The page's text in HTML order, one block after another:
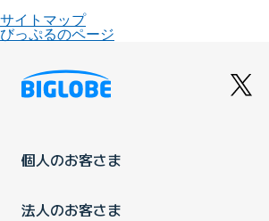
サイトマップ
びっぷるのページ
個人のお客さま
法人のお客さま